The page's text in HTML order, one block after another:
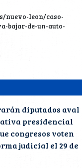
diputados aval
presidencial
congresos voten
judicial el 29 de
nuevo-leon/caso-
bajar-de-un-auto-